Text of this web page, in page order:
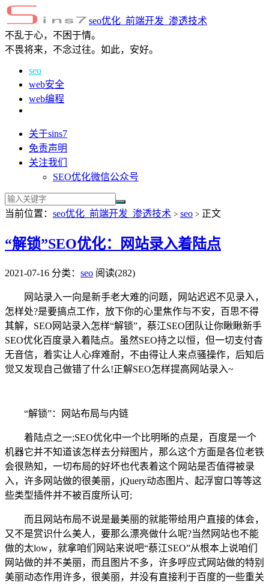
seo优化_前端开发_渗透技术
不乱于心，不困于情。
不畏将来，不念过往。如此，安好。
seo
web安全
web编程
关于sins7
免责声明
关注我们
SEO优化微信公众号
当前位置： seo优化_前端开发_渗透技术 > seo > 正文
“解锁”SEO优化：网站录入着陆点
2021-07-16 分类： seo 阅读(282)
网站录入一向是新手老大难的问题，网站迟迟不见录入，
怎样处?是要搞点工作，放下你的心里焦作与不安，百思不得
其解，SEO网站录入怎样“解锁”，蔡江SEO团队让你瞅瞅新手
SEO优化百度录入着陆点。虽然SEO持之以恒，但一切支付杳
无音信，着实让人心痒难耐，不由得让人来点骚操作，后知后
觉又发现自己做错了什么!正解SEO怎样提高网站录入~
“解锁”：网站布局与内链
着陆点之一;SEO优化中一个比明晰的点是，百度是一个
机器它并不知道该怎样去分辩图片，那么这个方面是各位老铁
会很熟知，一切布局的好坏也代表着这个网站是否值得被录
入，许多网站做的很美丽，jQuery动态图片、起浮窗口等等这
些类型插件并不被百度所认可;
而且网站布局不说是最美丽的就能带给用户直接的体会，
又不是赏识什么美人，要那么漂亮做什么呢?当然网站也不能
做的太low，就拿咱们网站来说吧“蔡江SEO”从根本上说咱们
网站做的并不美丽，而且图片不多，许多呼应式网站做的特别
美丽动态作用许多，很美丽，并没有直接利于百度的一些重关